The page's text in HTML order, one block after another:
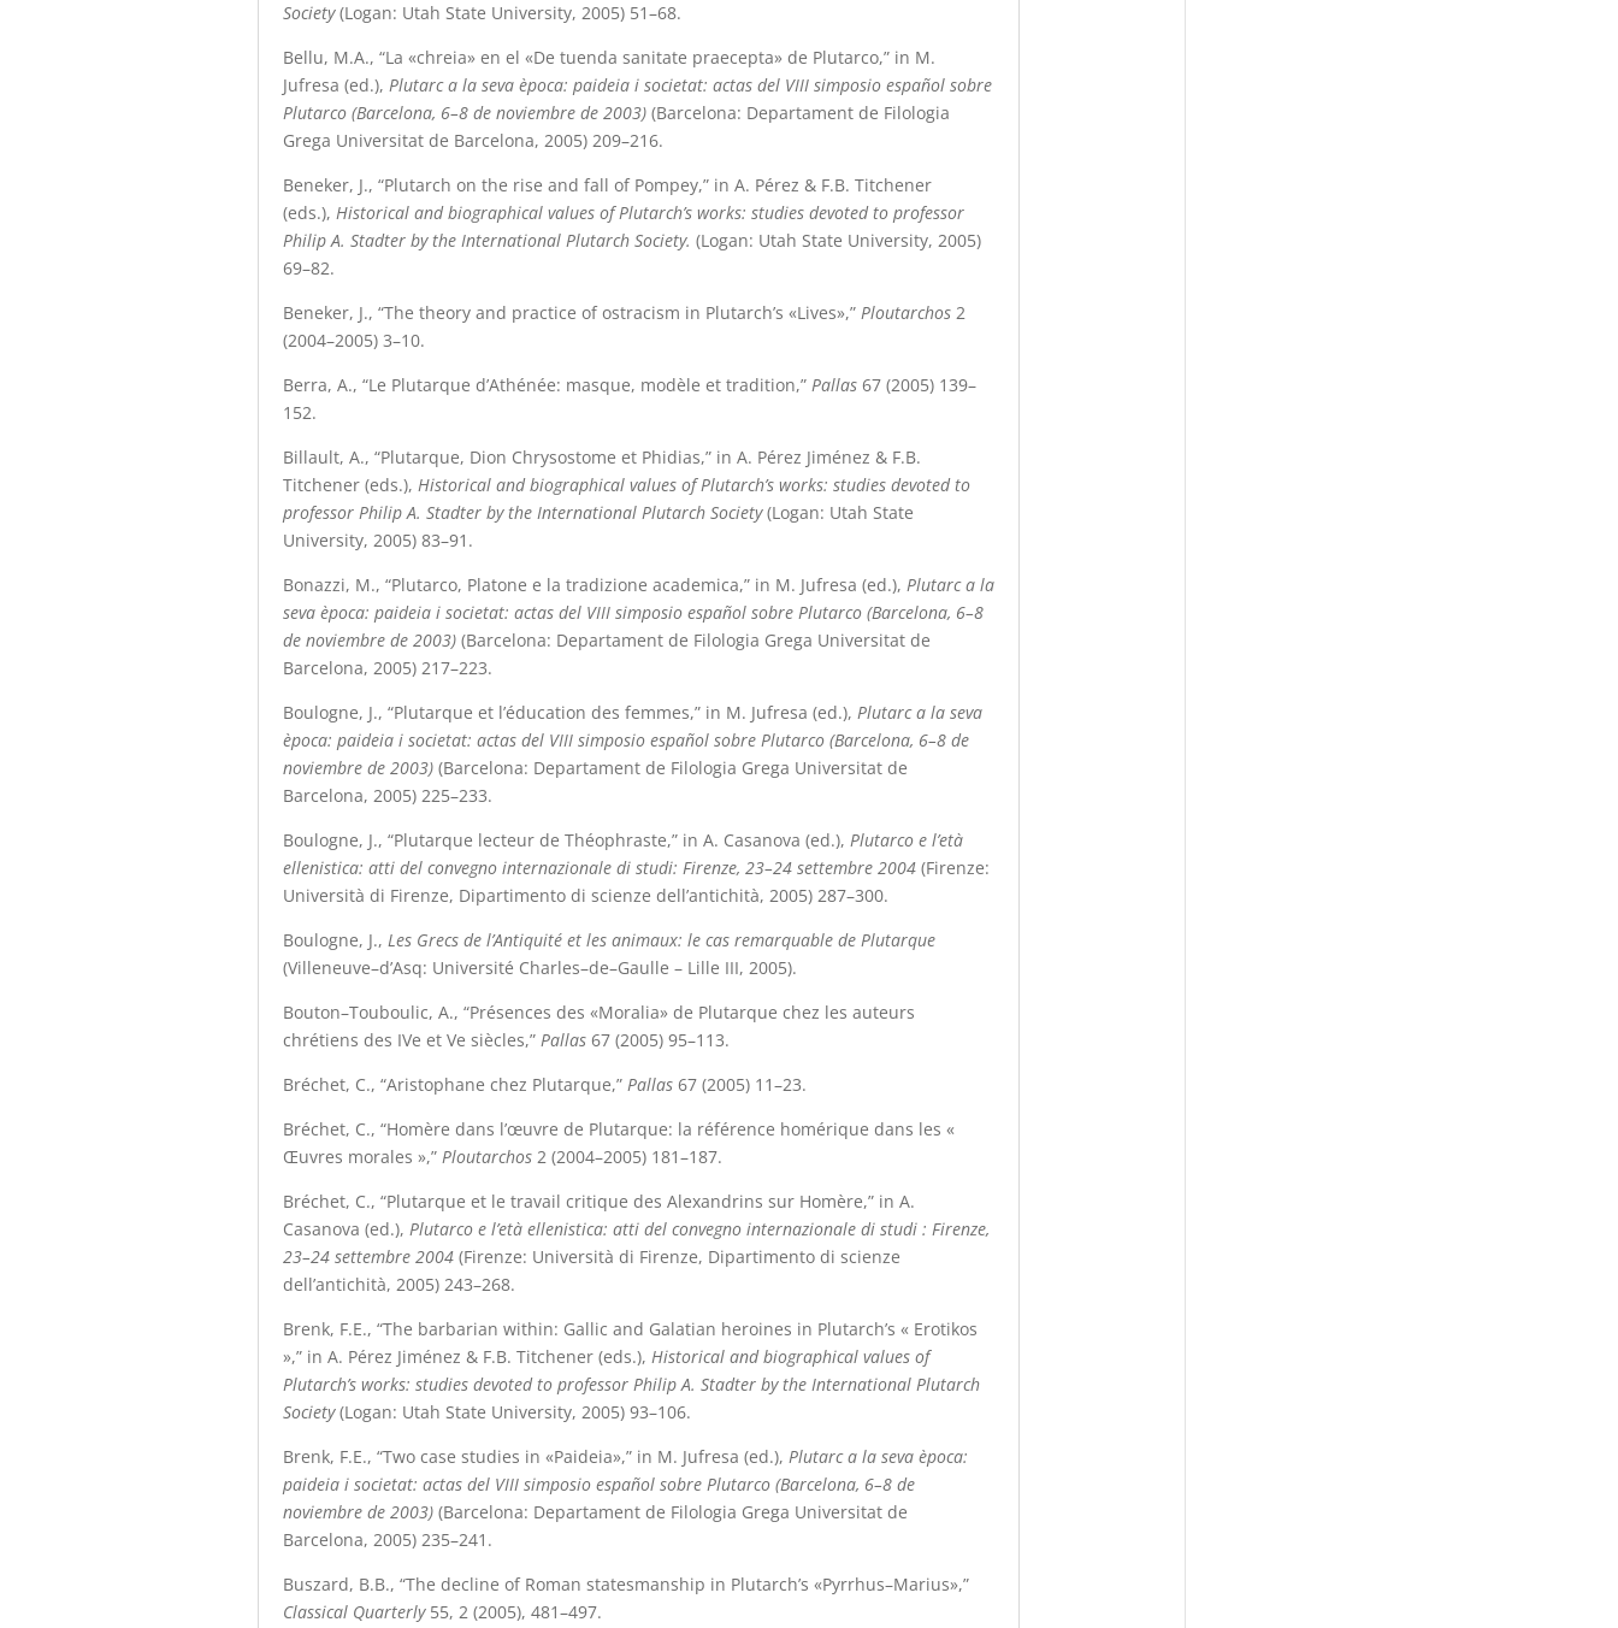
Society(Logan: Utah State University, 2005) 51–68.
Bellu, M.A., “La «chreia» en el «De tuenda sanitate praecepta» de Plutarco,” in M.
Jufresa (ed.), Plutarc a la seva època: paideia i societat: actas del VIII simposio español sobre
Plutarco (Barcelona, 6–8 de noviembre de 2003) (Barcelona: Departament de Filologia
Grega Universitat de Barcelona, 2005) 209–216.
Beneker, J., “Plutarch on the rise and fall of Pompey,” in A. Pérez & F.B. Titchener
(eds.), Historical and biographical values of Plutarch’s works: studies devoted to professor
Philip A. Stadter by the International Plutarch Society. (Logan: Utah State University, 2005)
69–82.
Beneker, J., “The theory and practice of ostracism in Plutarch’s «Lives»,” Ploutarchos2
(2004–2005) 3–10.
Berra, A., “Le Plutarque d’Athénée: masque, modèle et tradition,” Pallas67 (2005) 139–
152.
Billault, A., “Plutarque, Dion Chrysostome et Phidias,” in A. Pérez Jiménez & F.B.
Titchener (eds.), Historical and biographical values of Plutarch’s works: studies devoted to
professor Philip A. Stadter by the International Plutarch Society(Logan: Utah State
University, 2005) 83–91.
Bonazzi, M., “Plutarco, Platone e la tradizione academica,” in M. Jufresa (ed.), Plutarc a la
seva època: paideia i societat: actas del VIII simposio español sobre Plutarco (Barcelona, 6–8
de noviembre de 2003)(Barcelona: Departament de Filologia Grega Universitat de
Barcelona, 2005) 217–223.
Boulogne, J., “Plutarque et l’éducation des femmes,” in M. Jufresa (ed.), Plutarc a la seva
època: paideia i societat: actas del VIII simposio español sobre Plutarco (Barcelona, 6–8 de
noviembre de 2003)(Barcelona: Departament de Filologia Grega Universitat de
Barcelona, 2005) 225–233.
Boulogne, J., “Plutarque lecteur de Théophraste,” in A. Casanova (ed.), Plutarco e l’età
ellenistica: atti del convegno internazionale di studi: Firenze, 23–24 settembre 2004(Firenze:
Università di Firenze, Dipartimento di scienze dell’antichità, 2005) 287–300.
Boulogne, J., Les Grecs de l’Antiquité et les animaux: le cas remarquable de Plutarque
(Villeneuve–d’Asq: Université Charles–de–Gaulle – Lille III, 2005).
Bouton–Touboulic, A., “Présences des «Moralia» de Plutarque chez les auteurs
chrétiens des IVe et Ve siècles,” Pallas67 (2005) 95–113.
Bréchet, C., “Aristophane chez Plutarque,” Pallas67 (2005) 11–23.
Bréchet, C., “Homère dans l’œuvre de Plutarque: la référence homérique dans les «
Œuvres morales »,” Ploutarchos2 (2004–2005) 181–187.
Bréchet, C., “Plutarque et le travail critique des Alexandrins sur Homère,” in A.
Casanova (ed.), Plutarco e l’età ellenistica: atti del convegno internazionale di studi : Firenze,
23–24 settembre 2004(Firenze: Università di Firenze, Dipartimento di scienze
dell’antichità, 2005) 243–268.
Brenk, F.E., “The barbarian within: Gallic and Galatian heroines in Plutarch’s « Erotikos
»,” in A. Pérez Jiménez & F.B. Titchener (eds.), Historical and biographical values of
Plutarch’s works: studies devoted to professor Philip A. Stadter by the International Plutarch
Society(Logan: Utah State University, 2005) 93–106.
Brenk, F.E., “Two case studies in «Paideia»,” in M. Jufresa (ed.), Plutarc a la seva època:
paideia i societat: actas del VIII simposio español sobre Plutarco (Barcelona, 6–8 de
noviembre de 2003) (Barcelona: Departament de Filologia Grega Universitat de
Barcelona, 2005) 235–241.
Buszard, B.B., “The decline of Roman statesmanship in Plutarch’s «Pyrrhus–Marius»,”
Classical Quarterly55, 2 (2005), 481–497.